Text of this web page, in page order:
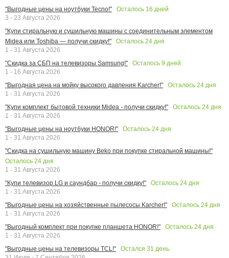
"Выгодные цены на ноутбуки Tecno!"
Осталось 16 дней
3 - 23 Августа 2026
"Купи стиральную и сушильную машины с соединительным элементом
Midea или Toshiba — получи скидку!"
Осталось 24 дня
1 - 31 Августа 2026
"Скидка за СБП на телевизоры Samsung!"
Осталось 9 дней
1 - 16 Августа 2026
"Выгодная цена на мойку высокого давления Karcher!"
Осталось 24 дня
1 - 31 Августа 2026
"Купи комплект бытовой техники Midea - получи скидку!"
Осталось 24 дня
1 - 31 Августа 2026
"Выгодные цены на ноутбуки HONOR!"
Осталось 24 дня
1 - 31 Августа 2026
"Скидка на сушильную машину Beko при покупке стиральной машины!"
Осталось 24 дня
1 - 31 Августа 2026
"Купи телевизор LG и саундбар - получи скидку!"
Осталось 24 дня
1 - 31 Августа 2026
"Выгодные цены на хозяйственные пылесосы Karcher!"
Осталось 24 дня
1 - 31 Августа 2026
"Выгодный комплект при покупке планшета HONOR!"
Осталось 24 дня
1 - 31 Августа 2026
"Выгодные цены на телевизоры TCL!"
Остался 31 день